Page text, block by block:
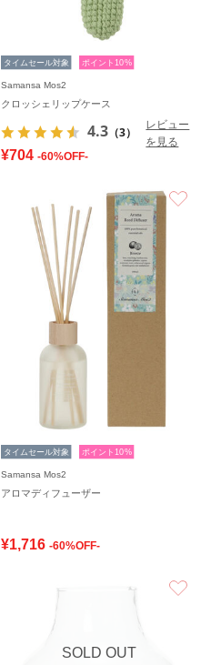
タイムセール対象 ポイント10%
Samansa Mos2
クロッシェリップケース
4.3 （3）
レビュー
を見る
¥704 -60%OFF-
タイムセール対象 ポイント10%
Samansa Mos2
アロマディフューザー
¥1,716 -60%OFF-
SOLD OUT